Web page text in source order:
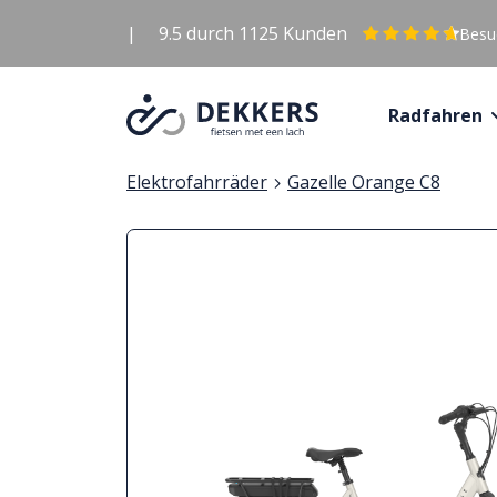
| 9.5 durch 1125 Kunden
Radfahren
Elektrofahrräder Gazelle Orange C8